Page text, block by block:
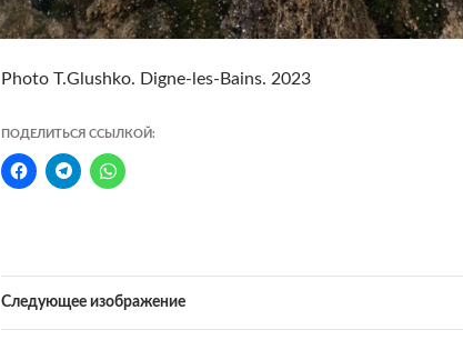
Photo T.Glushko. Digne-les-Bains. 2023
ПОДЕЛИТЬСЯ ССЫЛКОЙ:
Следующее изображение